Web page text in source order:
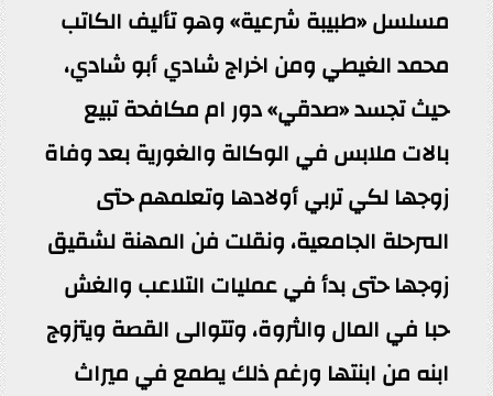
مسلسل «طبيبة شرعية» وهو تأليف الكاتب
محمد الغيطي ومن اخراج شادي أبو شادي،
حيث تجسد «صدقي» دور ام مكافحة تبيع
بالات ملابس في الوكالة والغورية بعد وفاة
زوجها لكي تربي أولادها وتعلمهم حتى
المرحلة الجامعية، ونقلت فن المهنة لشقيق
زوجها حتى بدأ في عمليات التلاعب والغش
حبا في المال والثروة، وتتوالى القصة ويتزوج
ابنه من ابنتها ورغم ذلك يطمع في ميراث